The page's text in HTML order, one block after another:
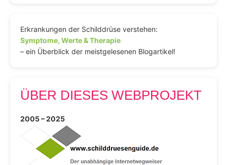
Erkrankungen der Schilddrüse verstehen:
Symptome, Werte & Therapie
– ein Überblick der meistgelesenen Blogartikel!
ÜBER DIESES WEBPROJEKT
2005 – 2025